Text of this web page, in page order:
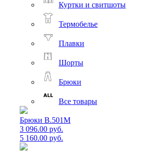
Куртки и свитшоты
Термобелье
Плавки
Шорты
Брюки
Все товары
Брюки B.501M
3 096.00 руб.
5 160.00 руб.